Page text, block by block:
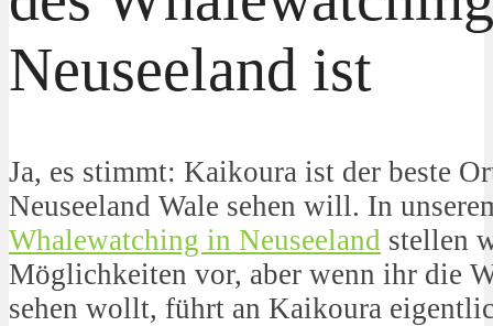
Neuseeland ist
Ja, es stimmt: Kaikoura ist der beste
Neuseeland Wale sehen will. In
Whalewatching in Neuseeland stellen
Möglichkeiten vor, aber wenn ihr die
sehen wollt, führt an Kaikoura